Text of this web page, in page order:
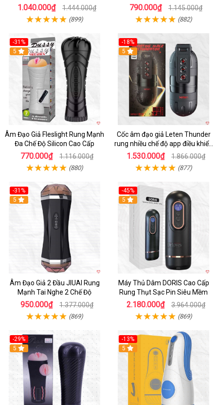
Sướng
1.040.000₫ 1.444.000₫
(899)
Mềm
790.000₫ 1.145.000₫
(882)
-31%
5
Âm Đạo Giả Fleslight Rung Mạnh
Đa Chế Độ Silicon Cao Cấp
770.000₫ 1.116.000₫
(880)
-18%
5
Cốc âm đạo giả Leten Thunder
rung nhiều chế độ app điều khiển
tiện lợi
1.530.000₫ 1.866.000₫
(877)
-31%
5
Âm Đạo Giả 2 Đầu JIUAI Rung
Mạnh Tai Nghe 2 Chế Độ
950.000₫ 1.377.000₫
(869)
-45%
Hot
5
Máy Thủ Dâm DORIS Cao Cấp
Rung Thụt Sạc Pin Siêu Mềm
2.180.000₫ 3.964.000₫
(869)
-29%
5
-13%
5